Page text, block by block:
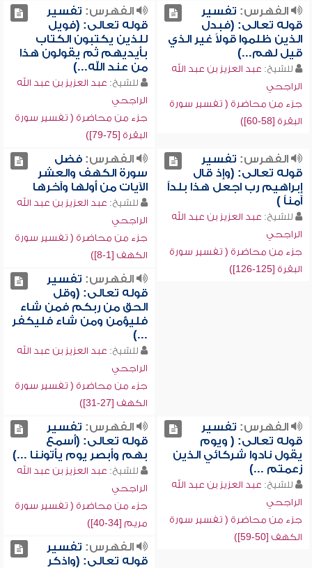
الفهرس: تفسير
قوله تعالى: (فبدل
الذين ظلموا قولاً غير الذي
قيل لهم...)
للشيخ: عبد العزيز بن عبد الله
الراجحي
جزء من محاضرة ( تفسير سورة
البقرة [58-60])
الفهرس: تفسير
قوله تعالى: (فويل
للذين يكتبون الكتاب
بأيديهم ثم يقولون هذا
من عند الله...)
للشيخ: عبد العزيز بن عبد الله
الراجحي
جزء من محاضرة ( تفسير سورة
البقرة [75-79])
الفهرس: تفسير
قوله تعالى: (وإذ قال
إبراهيم رب اجعل هذا بلداً
آمناً )
للشيخ: عبد العزيز بن عبد الله
الراجحي
جزء من محاضرة ( تفسير سورة
البقرة [125-126])
الفهرس:فضل
سورة الكهف والعشر
الآيات من أولها وآخرها
للشيخ: عبد العزيز بن عبد الله
الراجحي
جزء من محاضرة ( تفسير سورة
الكهف [1-8])
الفهرس: تفسير
قوله تعالى: (وقل
الحق من ربكم فمن شاء
فليؤمن ومن شاء فليكفر
...)
للشيخ: عبد العزيز بن عبد الله
الراجحي
جزء من محاضرة ( تفسير سورة
الكهف [27-31])
الفهرس: تفسير
قوله تعالى: ( ويوم
يقول نادوا شركائي الذين
زعمتم ...)
للشيخ: عبد العزيز بن عبد الله
الراجحي
جزء من محاضرة ( تفسير سورة
الكهف [50-59])
الفهرس: تفسير
قوله تعالى: (أسمع
بهم وأبصر يوم يأتوننا ...)
للشيخ: عبد العزيز بن عبد الله
الراجحي
جزء من محاضرة ( تفسير سورة
مريم [34-40])
الفهرس: تفسير
قوله تعالى: (واذكر